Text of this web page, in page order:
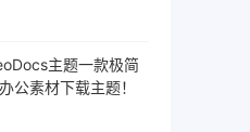
主题一款极简
公素材下载主题！